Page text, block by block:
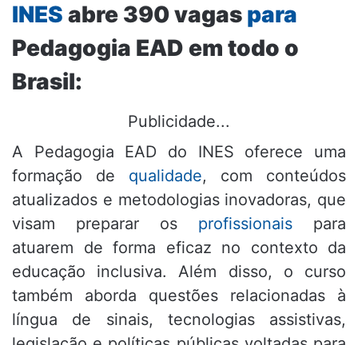
INES abre 390 vagas para
Pedagogia EAD em todo o
Brasil:
Publicidade...
A Pedagogia EAD do INES oferece uma
formação de qualidade, com conteúdos
atualizados e metodologias inovadoras, que
visam preparar os profissionais para
atuarem de forma eficaz no contexto da
educação inclusiva. Além disso, o curso
também aborda questões relacionadas à
língua de sinais, tecnologias assistivas,